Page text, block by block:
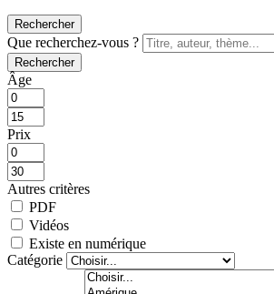
Rechercher
Que recherchez-vous ?
Rechercher
Âge
Prix
Autres critères
PDF
Vidéos
Existe en numérique
Catégorie